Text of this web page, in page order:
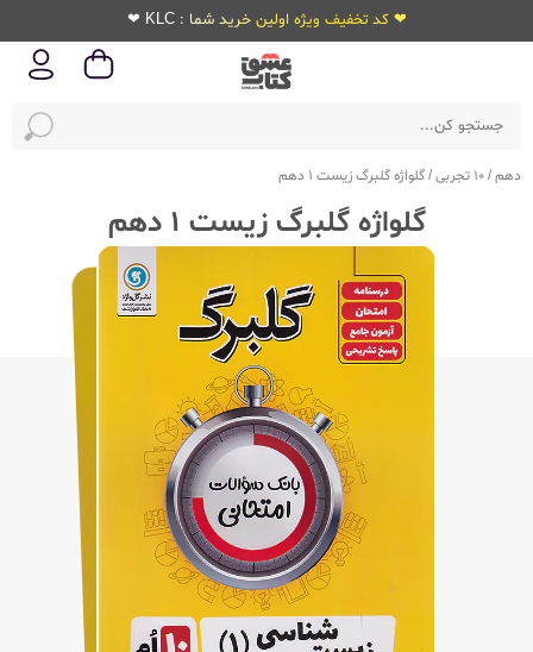
❤ کد تخفیف ویژه اولین خرید شما : KLC ❤
دهم/10 تجربی /گلواژه گلبرگ زیست 1 دهم
گلواژه گلبرگ زیست 1 دهم